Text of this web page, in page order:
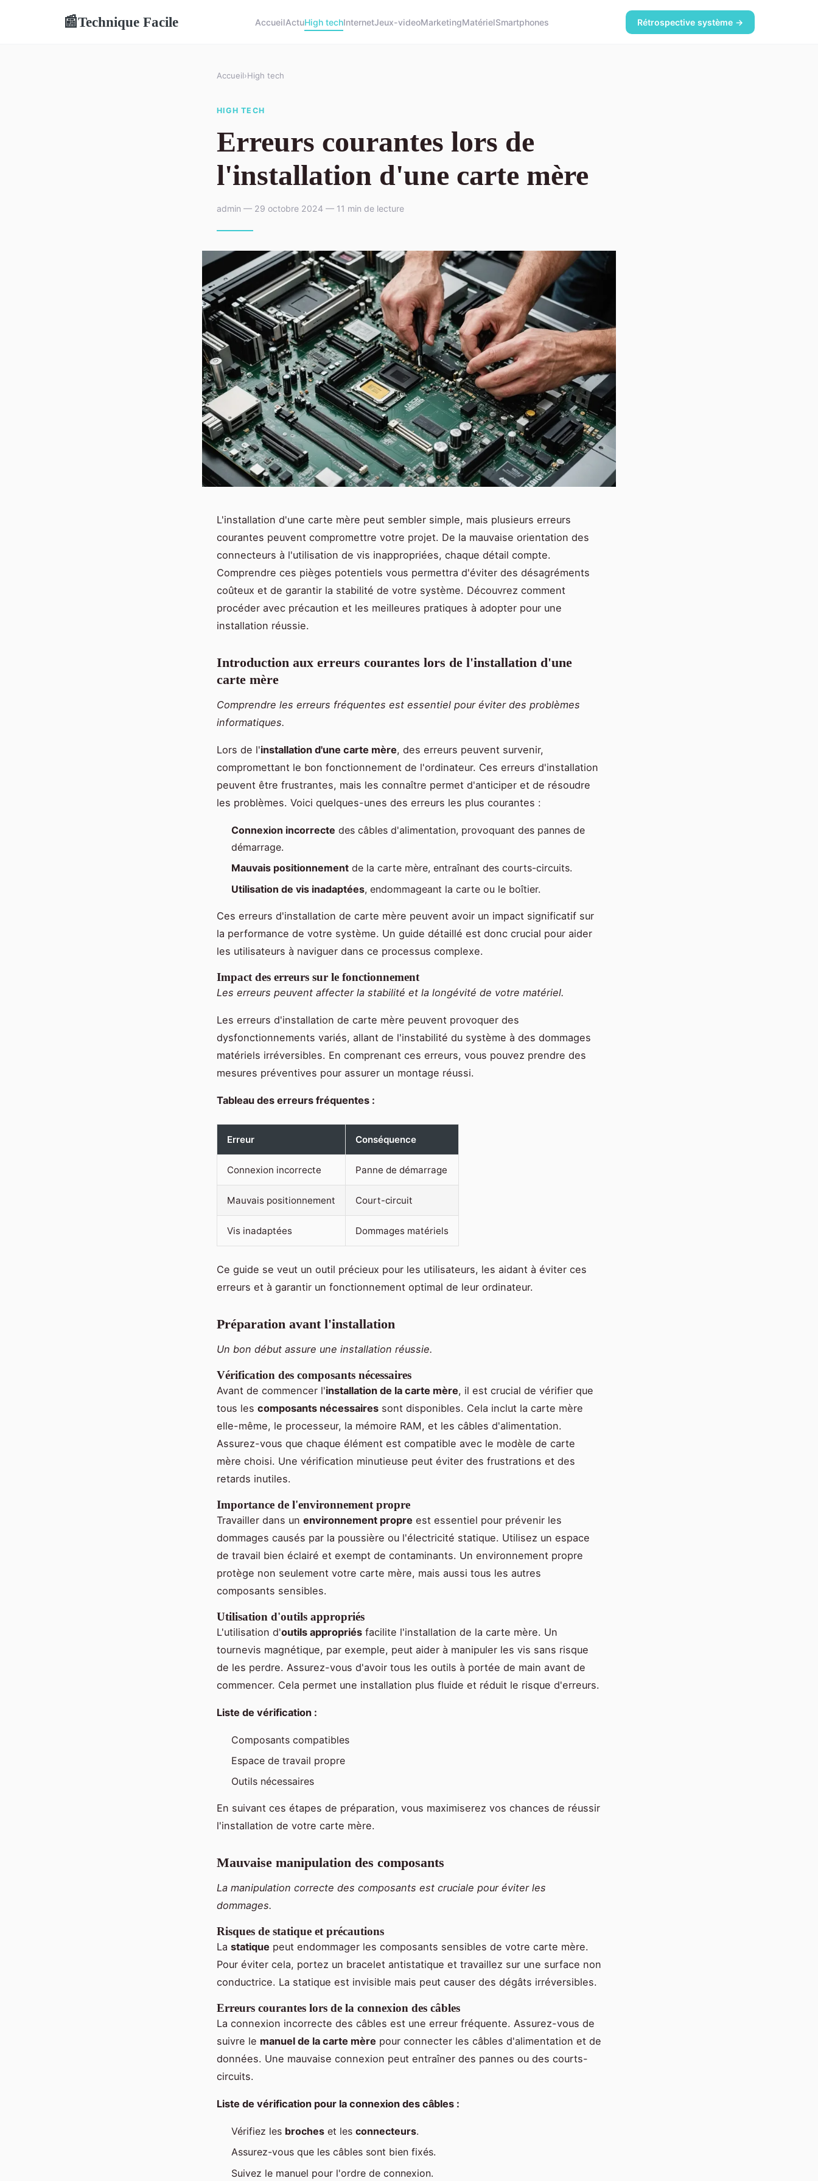
📰Technique Facile AccueilActuHigh techInternetJeux-videoMarketingMatérielSmartphones Rétrospective système →
Accueil›High tech
HIGH TECH
Erreurs courantes lors de
l'installation d'une carte mère
admin — 29 octobre 2024 — 11 min de lecture
L'installation d'une carte mère peut sembler simple, mais plusieurs erreurs
courantes peuvent compromettre votre projet. De la mauvaise orientation des
connecteurs à l'utilisation de vis inappropriées, chaque détail compte.
Comprendre ces pièges potentiels vous permettra d'éviter des désagréments
coûteux et de garantir la stabilité de votre système. Découvrez comment
procéder avec précaution et les meilleures pratiques à adopter pour une
installation réussie.
Introduction aux erreurs courantes lors de l'installation d'une
carte mère
Comprendre les erreurs fréquentes est essentiel pour éviter des problèmes
informatiques.
Lors de l'installation d'une carte mère, des erreurs peuvent survenir,
compromettant le bon fonctionnement de l'ordinateur. Ces erreurs d'installation
peuvent être frustrantes, mais les connaître permet d'anticiper et de résoudre
les problèmes. Voici quelques-unes des erreurs les plus courantes :
Connexion incorrecte des câbles d'alimentation, provoquant des pannes de
démarrage.
Mauvais positionnement de la carte mère, entraînant des courts-circuits.
Utilisation de vis inadaptées, endommageant la carte ou le boîtier.
Ces erreurs d'installation de carte mère peuvent avoir un impact significatif sur
la performance de votre système. Un guide détaillé est donc crucial pour aider
les utilisateurs à naviguer dans ce processus complexe.
Impact des erreurs sur le fonctionnement
Les erreurs peuvent affecter la stabilité et la longévité de votre matériel.
Les erreurs d'installation de carte mère peuvent provoquer des
dysfonctionnements variés, allant de l'instabilité du système à des dommages
matériels irréversibles. En comprenant ces erreurs, vous pouvez prendre des
mesures préventives pour assurer un montage réussi.
Tableau des erreurs fréquentes :
Erreur Conséquence
Connexion incorrecte Panne de démarrage
Mauvais positionnement Court-circuit
Vis inadaptées Dommages matériels
Ce guide se veut un outil précieux pour les utilisateurs, les aidant à éviter ces
erreurs et à garantir un fonctionnement optimal de leur ordinateur.
Préparation avant l'installation
Un bon début assure une installation réussie.
Vérification des composants nécessaires
Avant de commencer l'installation de la carte mère, il est crucial de vérifier que
tous les composants nécessaires sont disponibles. Cela inclut la carte mère
elle-même, le processeur, la mémoire RAM, et les câbles d'alimentation.
Assurez-vous que chaque élément est compatible avec le modèle de carte
mère choisi. Une vérification minutieuse peut éviter des frustrations et des
retards inutiles.
Importance de l'environnement propre
Travailler dans un environnement propre est essentiel pour prévenir les
dommages causés par la poussière ou l'électricité statique. Utilisez un espace
de travail bien éclairé et exempt de contaminants. Un environnement propre
protège non seulement votre carte mère, mais aussi tous les autres
composants sensibles.
Utilisation d'outils appropriés
L'utilisation d'outils appropriés facilite l'installation de la carte mère. Un
tournevis magnétique, par exemple, peut aider à manipuler les vis sans risque
de les perdre. Assurez-vous d'avoir tous les outils à portée de main avant de
commencer. Cela permet une installation plus fluide et réduit le risque d'erreurs.
Liste de vérification :
Composants compatibles
Espace de travail propre
Outils nécessaires
En suivant ces étapes de préparation, vous maximiserez vos chances de réussir
l'installation de votre carte mère.
Mauvaise manipulation des composants
La manipulation correcte des composants est cruciale pour éviter les
dommages.
Risques de statique et précautions
La statique peut endommager les composants sensibles de votre carte mère.
Pour éviter cela, portez un bracelet antistatique et travaillez sur une surface non
conductrice. La statique est invisible mais peut causer des dégâts irréversibles.
Erreurs courantes lors de la connexion des câbles
La connexion incorrecte des câbles est une erreur fréquente. Assurez-vous de
suivre le manuel de la carte mère pour connecter les câbles d'alimentation et de
données. Une mauvaise connexion peut entraîner des pannes ou des courts-
circuits.
Liste de vérification pour la connexion des câbles :
Vérifiez les broches et les connecteurs.
Assurez-vous que les câbles sont bien fixés.
Suivez le manuel pour l'ordre de connexion.